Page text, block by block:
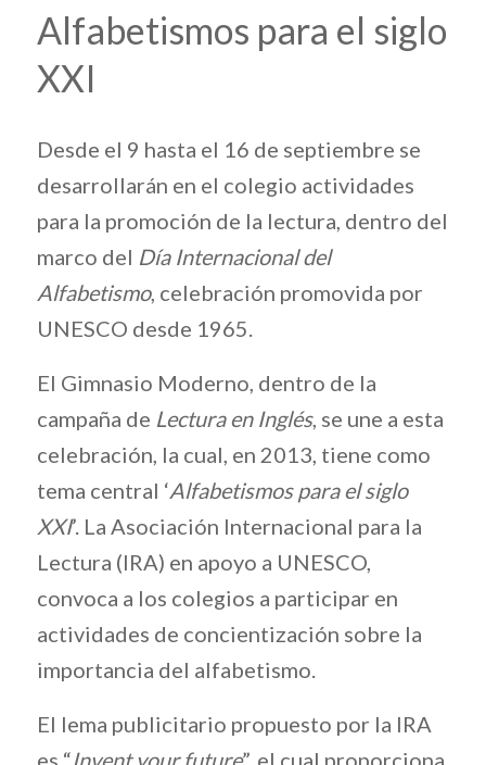
Alfabetismos para el siglo
XXI
Desde el 9 hasta el 16 de septiembre se
desarrollarán en el colegio actividades
para la promoción de la lectura, dentro del
marco del Día Internacional del
Alfabetismo, celebración promovida por
UNESCO desde 1965.
El Gimnasio Moderno, dentro de la
campaña de Lectura en Inglés, se une a esta
celebración, la cual, en 2013, tiene como
tema central ‘Alfabetismos para el siglo
XXI’. La Asociación Internacional para la
Lectura (IRA) en apoyo a UNESCO,
convoca a los colegios a participar en
actividades de concientización sobre la
importancia del alfabetismo.
El lema publicitario propuesto por la IRA
es “Invent your future”, el cual proporciona